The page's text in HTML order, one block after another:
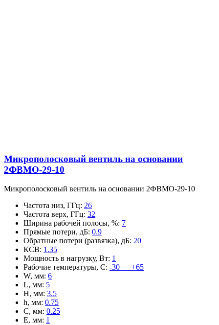
Микрополосковый вентиль на основании
2ФВМO-29-10
Микрополосковый вентиль на основании 2ФВМO-29-10
Частота низ, ГГц: 26
Частота верх, ГГц: 32
Ширина рабочей полосы, %: 7
Прямые потери, дБ: 0.9
Обратные потери (развязка), дБ: 20
КСВ: 1.35
Мощность в нагрузку, Вт: 1
Рабочие температуры, С: -30 — +65
W, мм: 6
L, мм: 5
H, мм: 3.5
h, мм: 0.75
C, мм: 0.25
E, мм: 1